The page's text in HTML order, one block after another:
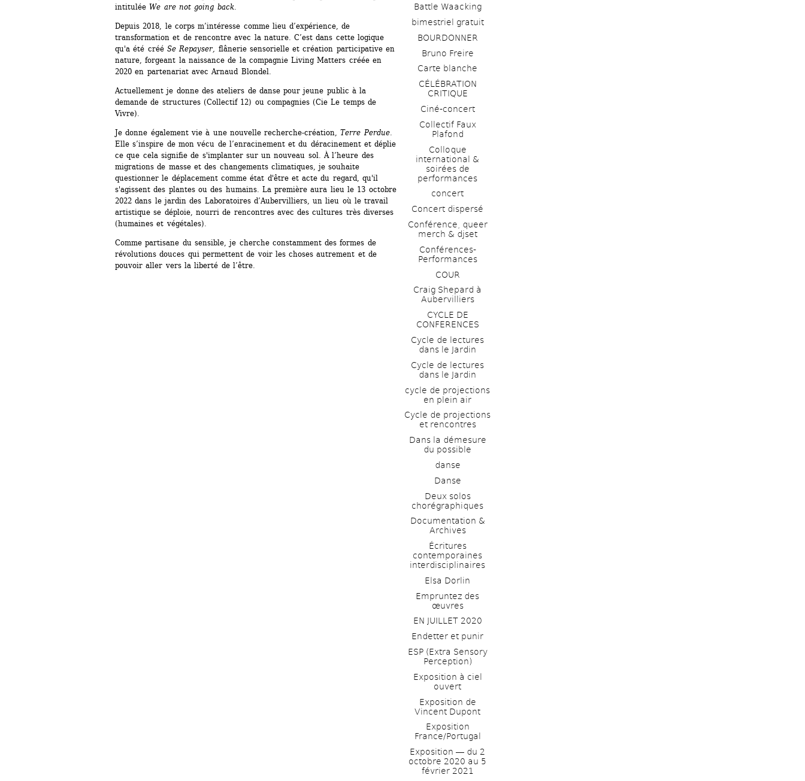
intitulée We are not going back.
Depuis 2018, le corps m’intéresse comme lieu d’expérience, de
transformation et de rencontre avec la nature. C’est dans cette logique
qu'a été créé Se Repayser, flânerie sensorielle et création participative en
nature, forgeant la naissance de la compagnie Living Matters créée en
2020 en partenariat avec Arnaud Blondel.
Actuellement je donne des ateliers de danse pour jeune public à la
demande de structures (Collectif 12) ou compagnies (Cie Le temps de
Vivre).
Je donne également vie à une nouvelle recherche-création, Terre Perdue.
Elle s’inspire de mon vécu de l’enracinement et du déracinement et déplie
ce que cela signifie de s'implanter sur un nouveau sol. À l’heure des
migrations de masse et des changements climatiques, je souhaite
questionner le déplacement comme état d'être et acte du regard, qu'il
s'agissent des plantes ou des humains. La première aura lieu le 13 octobre
2022 dans le jardin des Laboratoires d’Aubervilliers, un lieu où le travail
artistique se déploie, nourri de rencontres avec des cultures très diverses
(humaines et végétales).
Comme partisane du sensible, je cherche constamment des formes de
révolutions douces qui permettent de voir les choses autrement et de
pouvoir aller vers la liberté de l’être.
Battle Waacking
bimestriel gratuit
BOURDONNER
Bruno Freire
Carte blanche
CÉLÉBRATION
CRITIQUE
Ciné-concert
Collectif Faux
Plafond
Colloque
international &
soirées de
performances
concert
Concert dispersé
Conférence, queer
merch & djset
Conférences-
Performances
COUR
Craig Shepard à
Aubervilliers
CYCLE DE
CONFERENCES
Cycle de lectures
dans le Jardin
Cycle de lectures
dans le Jardin
cycle de projections
en plein air
Cycle de projections
et rencontres
Dans la démesure
du possible
danse
Danse
Deux solos
chorégraphiques
Documentation &
Archives
Écritures
contemporaines
interdisciplinaires
Elsa Dorlin
Empruntez des
œuvres
EN JUILLET 2020
Endetter et punir
ESP (Extra Sensory
Perception)
Exposition à ciel
ouvert
Exposition de
Vincent Dupont
Exposition
France/Portugal
Exposition ― du 2
octobre 2020 au 5
février 2021